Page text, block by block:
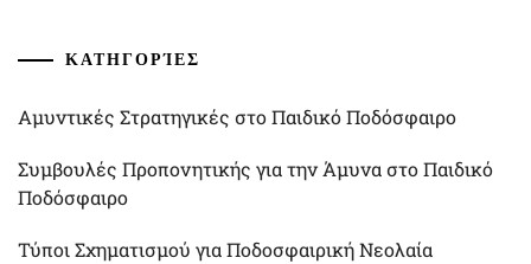
ΚΑΤΗΓΟΡΊΕΣ
Αμυντικές Στρατηγικές στο Παιδικό Ποδόσφαιρο
Συμβουλές Προπονητικής για την Άμυνα στο Παιδικό
Ποδόσφαιρο
Τύποι Σχηματισμού για Ποδοσφαιρική Νεολαία